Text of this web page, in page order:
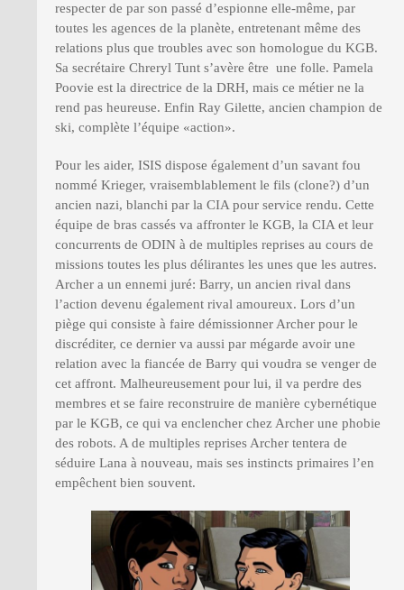
respecter de par son passé d’espionne elle-même, par
toutes les agences de la planète, entretenant même des
relations plus que troubles avec son homologue du KGB.
Sa secrétaire Chreryl Tunt s’avère être une folle. Pamela
Poovie est la directrice de la DRH, mais ce métier ne la
rend pas heureuse. Enfin Ray Gilette, ancien champion de
ski, complète l’équipe «action».
Pour les aider, ISIS dispose également d’un savant fou
nommé Krieger, vraisemblablement le fils (clone?) d’un
ancien nazi, blanchi par la CIA pour service rendu. Cette
équipe de bras cassés va affronter le KGB, la CIA et leur
concurrents de ODIN à de multiples reprises au cours de
missions toutes les plus délirantes les unes que les autres.
Archer a un ennemi juré: Barry, un ancien rival dans
l’action devenu également rival amoureux. Lors d’un
piège qui consiste à faire démissionner Archer pour le
discréditer, ce dernier va aussi par mégarde avoir une
relation avec la fiancée de Barry qui voudra se venger de
cet affront. Malheureusement pour lui, il va perdre des
membres et se faire reconstruire de manière cybernétique
par le KGB, ce qui va enclencher chez Archer une phobie
des robots. A de multiples reprises Archer tentera de
séduire Lana à nouveau, mais ses instincts primaires l’en
empêchent bien souvent.